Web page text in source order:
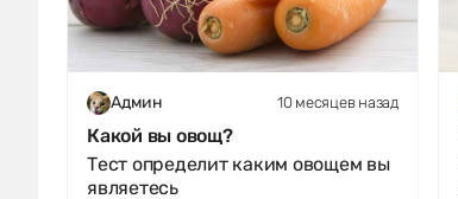
Админ 10 месяцев назад
Какой вы овощ?
Тест определит каким овощем вы
являетесь